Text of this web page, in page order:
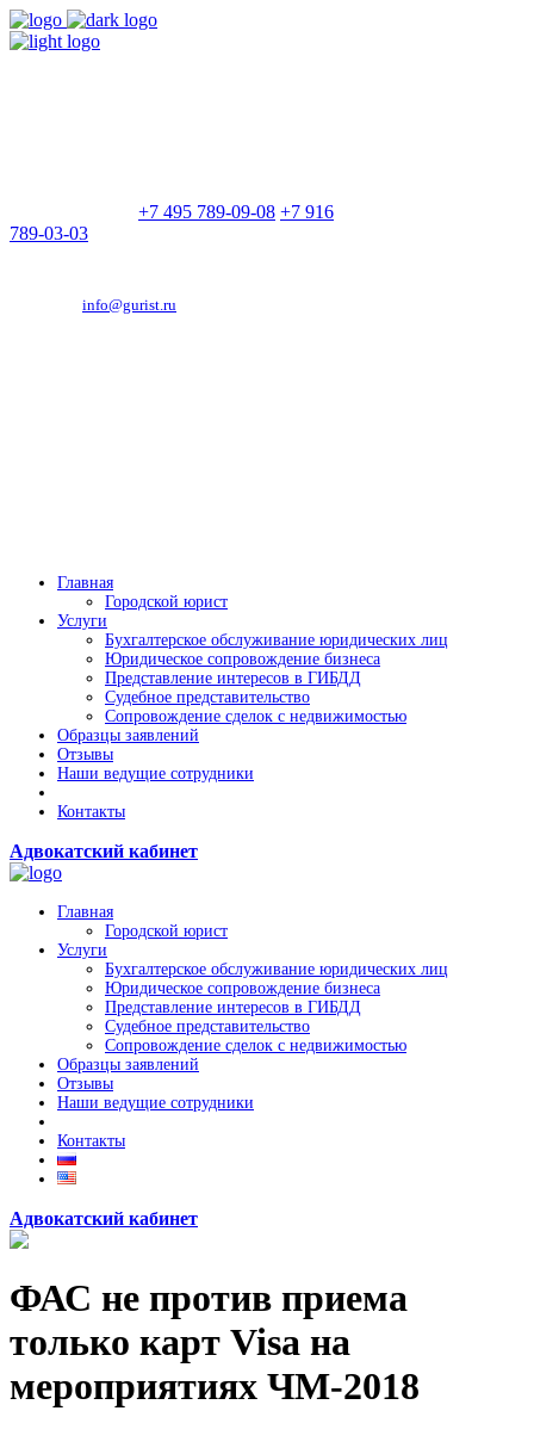
+7 495 789-09-08 +7 916
789-03-03
info@gurist.ru
Главная
Городской юрист
Услуги
Бухгалтерское обслуживание юридических лиц
Юридическое сопровождение бизнеса
Представление интересов в ГИБДД
Судебное представительство
Сопровождение сделок с недвижимостью
Образцы заявлений
Отзывы
Наши ведущие сотрудники
Контакты
Адвокатский кабинет
Главная
Городской юрист
Услуги
Бухгалтерское обслуживание юридических лиц
Юридическое сопровождение бизнеса
Представление интересов в ГИБДД
Судебное представительство
Сопровождение сделок с недвижимостью
Образцы заявлений
Отзывы
Наши ведущие сотрудники
Контакты
Адвокатский кабинет
ФАС не против приема
только карт Visa на
мероприятиях ЧМ-2018